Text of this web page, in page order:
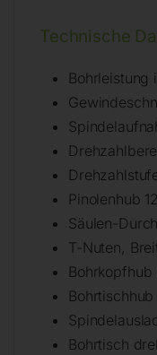
Technische
Bohrleistung
Pinolenhub
Säulen-
T-Nuten,
Bohrtisch